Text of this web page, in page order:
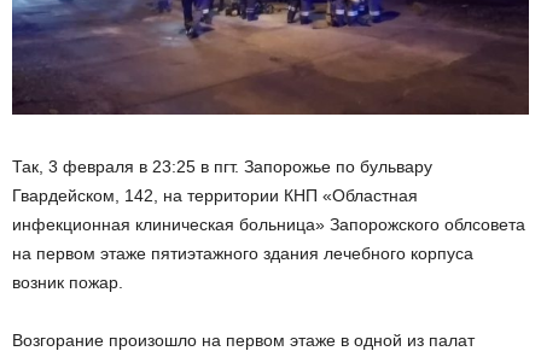
Так, 3 февраля в 23:25 в пгт. Запорожье по бульвару
Гвардейском, 142, на территории КНП «Областная
инфекционная клиническая больница» Запорожского облсовета
на первом этаже пятиэтажного здания лечебного корпуса
возник пожар.
Возгорание произошло на первом этаже в одной из палат